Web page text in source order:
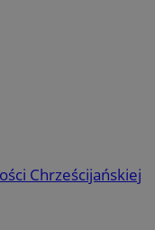
Chrześcijańskiej